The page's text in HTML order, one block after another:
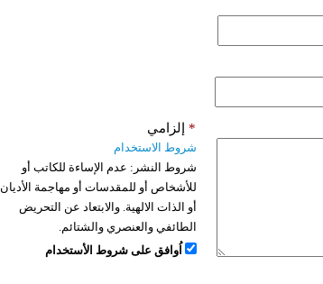
إلزامي *
شروط الاستخدام
شروط النشر: عدم الإساءة للكاتب أو
للأشخاص أو للمقدسات أو مهاجمة الأديان
أو الذات الالهية. والابتعاد عن التحريض
الطائفي والعنصري والشتائم.
اُوافق على شروط الأستخدام